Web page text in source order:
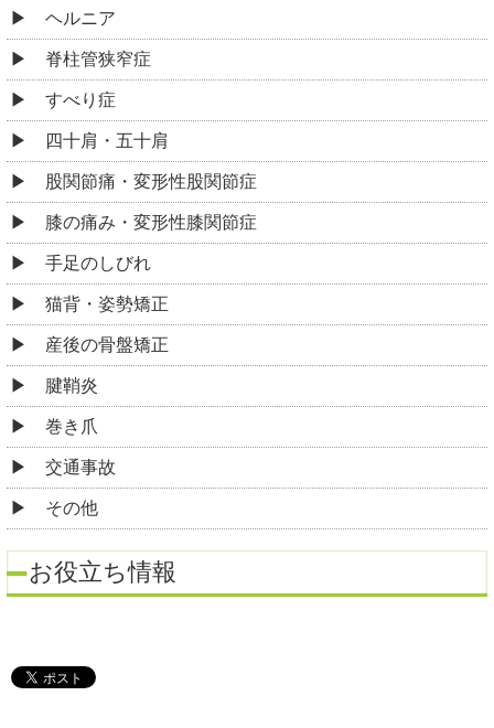
ヘルニア
脊柱管狭窄症
すべり症
四十肩・五十肩
股関節痛・変形性股関節症
膝の痛み・変形性膝関節症
手足のしびれ
猫背・姿勢矯正
産後の骨盤矯正
腱鞘炎
巻き爪
交通事故
その他
お役立ち情報